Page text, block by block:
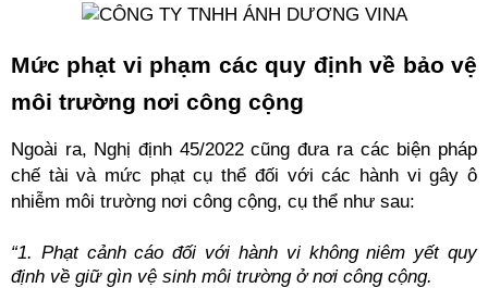
Mức phạt vi phạm các quy định về bảo vệ
môi trường nơi công cộng
Ngoài ra, Nghị định 45/2022 cũng đưa ra các biện pháp
chế tài và mức phạt cụ thể đối với các hành vi gây ô
nhiễm môi trường nơi công cộng, cụ thể như sau:
“1. Phạt cảnh cáo đối với hành vi không niêm yết quy
định về giữ gìn vệ sinh môi trường ở nơi công cộng.